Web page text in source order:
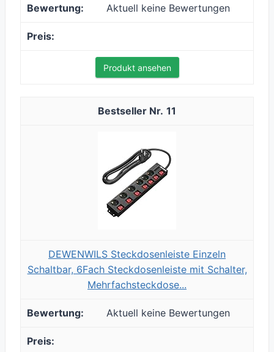
Aktuell keine Bewertungen
Produkt ansehen
11
DEWENWILS Steckdosenleiste Einzeln
Schaltbar, 6Fach Steckdosenleiste mit Schalter,
Mehrfachsteckdose...
Aktuell keine Bewertungen